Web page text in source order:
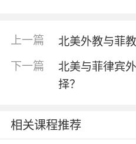
二、教学资质与经验
北美外教普遍拥有较高
TESOL（对外英语教学
教学）等专业资格证书
达，课堂氛围活跃而富有
上一篇 北美外教与菲
下一篇
北美与菲律宾
择？
相关课程推荐